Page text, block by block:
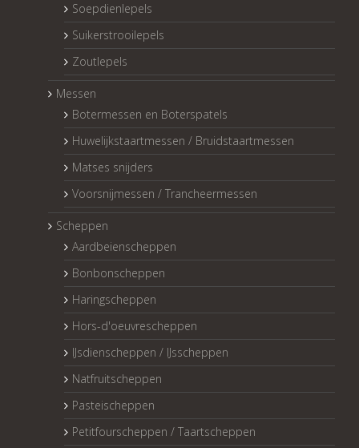
Soepdienlepels
Suikerstrooilepels
Zoutlepels
Messen
Botermessen en Boterspatels
Huwelijkstaartmessen / Bruidstaartmessen
Matses snijders
Voorsnijmessen / Trancheermessen
Scheppen
Aardbeienscheppen
Bonbonscheppen
Haringscheppen
Hors-d'oeuvrescheppen
IJsdienscheppen / IJsscheppen
Natfruitscheppen
Pasteischeppen
Petitfourscheppen / Taartscheppen